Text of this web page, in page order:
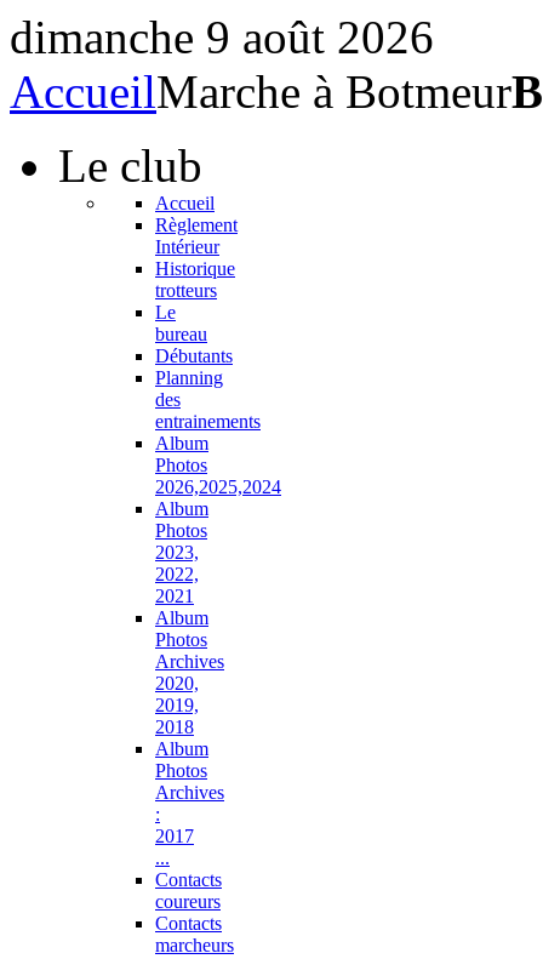
dimanche 9 août 2026
AccueilMarche à Botmeur
Le club
Accueil
Règlement
Intérieur
Historique
trotteurs
Le
bureau
Débutants
Planning
des
entrainements
Album
Photos
2026,2025,2024
Album
Photos
2023,
2022,
2021
Album
Photos
Archives
2020,
2019,
2018
Album
Photos
Archives
:
2017
...
Contacts
coureurs
Contacts
marcheurs